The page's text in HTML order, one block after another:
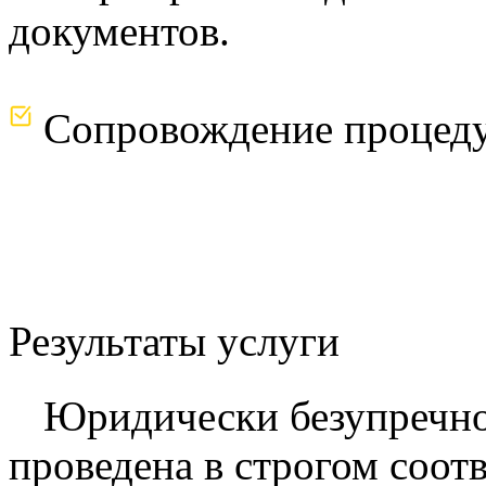
документов.
Сопровождение
Результаты услуги
Юридически
проведена в строгом